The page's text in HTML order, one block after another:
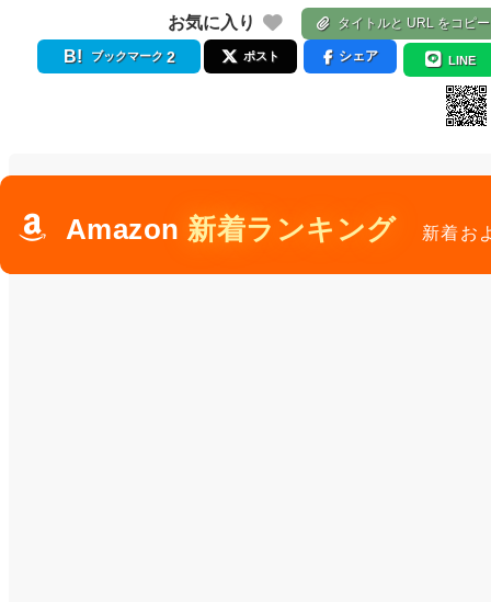
お気に入り タイトルと URL をコピー
ブックマーク 2 ポスト シェア LINE
Amazon 新着ランキング 新着お